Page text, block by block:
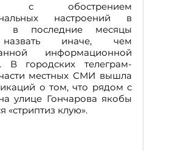
с обострением
настроений в
в последние месяцы
иначе, чем
информационной
В городских телеграм-
местных СМИ вышла
о том, что рядом с
улице Гончарова якобы
«стриптиз клую».